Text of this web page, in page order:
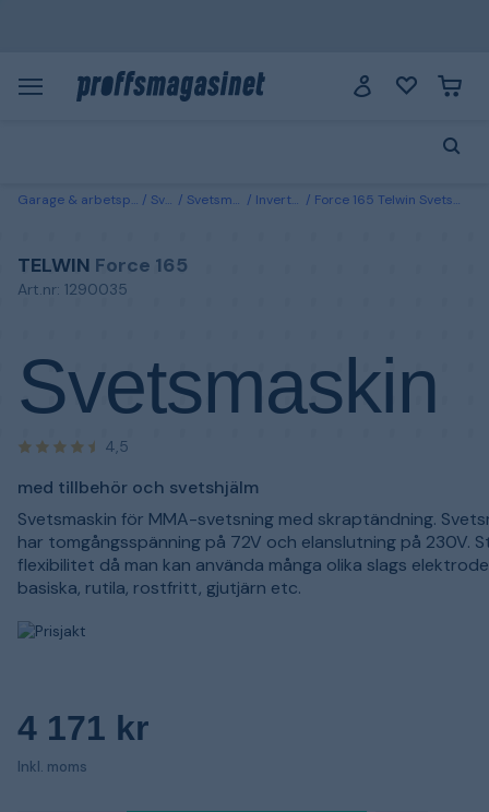
Garage & arbetsplats Svets Svetsmaskiner Invertersvetsar Force 165 Telwin Svetsmaskin med tillbehör och svetshjälm
TELWIN Force 165
Art.nr: 1290035
Svetsmaskin
4,5
med tillbehör och svetshjälm
Svetsmaskin för MMA-svetsning med skraptändning.
har tomgångsspänning på 72V och elanslutning på 230V.
flexibilitet då man kan använda många olika slags
basiska, rutila, rostfritt, gjutjärn etc.
4 171 kr
Inkl. moms